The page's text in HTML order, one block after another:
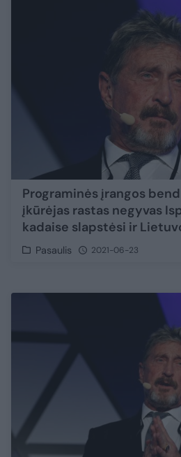
Programinės įrangos
įkūrėjas rastas negyvas
kadaise slapstėsi ir
Pasaulis 2021-06-23